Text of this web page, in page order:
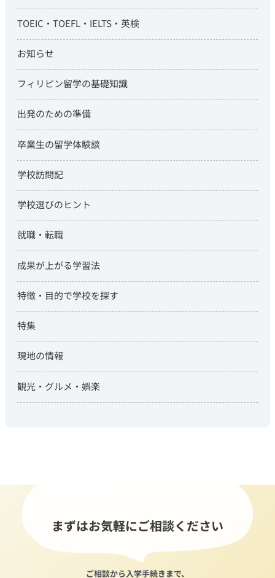
TOEIC・TOEFL・IELTS・英検
お知らせ
フィリピン留学の基礎知識
出発のための準備
卒業生の留学体験談
学校訪問記
学校選びのヒント
就職・転職
成果が上がる学習法
特徴・目的で学校を探す
特集
現地の情報
観光・グルメ・娯楽
まずはお気軽にご相談ください
ご相談から入学手続きまで、